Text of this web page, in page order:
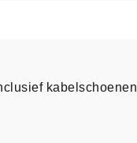
kabelschoenen